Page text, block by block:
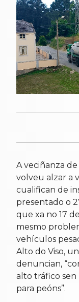
A veciñanza
volveu alzar a
cualifican de
presentado o
que xa no 17
mesmo
vehículos
Alto do Viso,
denuncian,
alto tráfico
para peóns”.